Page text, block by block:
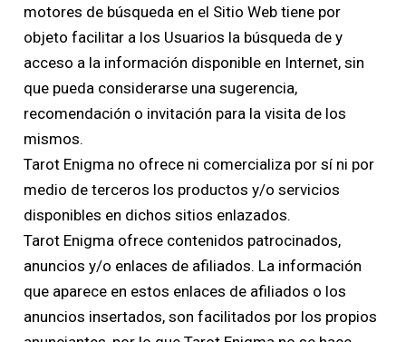
motores de búsqueda en el Sitio Web tiene por
objeto facilitar a los Usuarios la búsqueda de y
acceso a la información disponible en Internet, sin
que pueda considerarse una sugerencia,
recomendación o invitación para la visita de los
mismos.
Tarot Enigma no ofrece ni comercializa por sí ni por
medio de terceros los productos y/o servicios
disponibles en dichos sitios enlazados.
Tarot Enigma ofrece contenidos patrocinados,
anuncios y/o enlaces de afiliados. La información
que aparece en estos enlaces de afiliados o los
anuncios insertados, son facilitados por los propios